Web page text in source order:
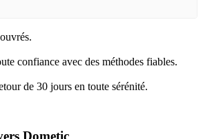
Top Qualität und Verarbeitung. Das Material ist
sind wirklich zu empfehlen. Würde wieder Frontrunner
confiance avec des méthodes fiables.
de 30 jours en toute sérénité.